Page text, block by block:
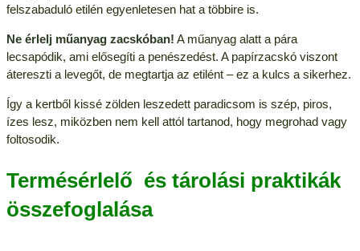
felszabaduló etilén egyenletesen hat a többire is.
Ne érlelj műanyag zacskóban! A műanyag alatt a pára
lecsapódik, ami elősegíti a penészedést. A papírzacskó viszont
átereszti a levegőt, de megtartja az etilént – ez a kulcs a sikerhez.
Így a kertből kissé zölden leszedett paradicsom is szép, piros,
ízes lesz, miközben nem kell attól tartanod, hogy megrohad vagy
foltosodik.
Termésérlelő és tárolási praktikák
összefoglalása